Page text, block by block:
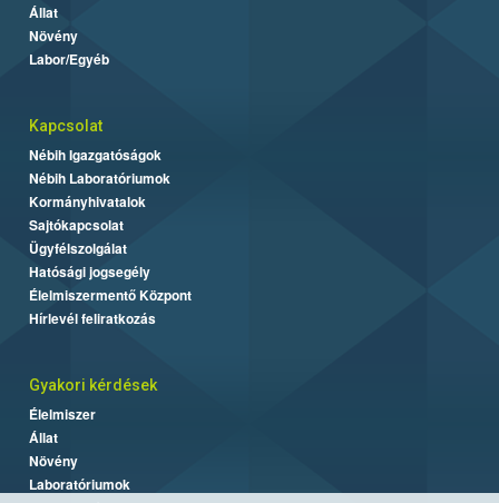
Állat
Növény
Labor/Egyéb
Kapcsolat
Nébih Igazgatóságok
Nébih Laboratóriumok
Kormányhivatalok
Sajtókapcsolat
Ügyfélszolgálat
Hatósági jogsegély
Élelmiszermentő Központ
Hírlevél feliratkozás
Gyakori kérdések
Élelmiszer
Állat
Növény
Laboratóriumok